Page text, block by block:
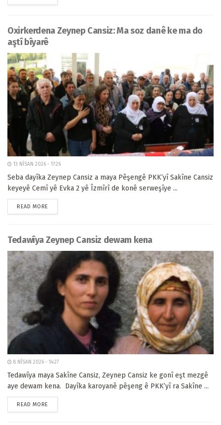
Oxirkerdena Zeynep Cansiz: Ma soz danê ke ma do
aştî bîyarê
13 NÎSAN 2026 - 17:26
Seba dayîka Zeynep Cansiz a maya Pêşengê PKK’yî Sakîne Cansiz
keyeyê Cemî yê Evka 2 yê Îzmîrî de konê serweşîye ...
READ MORE
Tedawîya Zeynep Cansiz dewam kena
8 NÎSAN 2026 - 14:27
Tedawîya maya Sakîne Cansiz, Zeynep Cansiz ke gonî eşt mezgê
aye dewam kena. Dayîka karoyanê pêşeng ê PKK’yî ra Sakîne ...
READ MORE